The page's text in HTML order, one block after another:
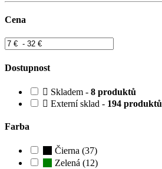
Cena
Dostupnost
Skladem - 8 produktů
Externí sklad - 194 produktů
Farba
Čierna (37)
Zelená (12)